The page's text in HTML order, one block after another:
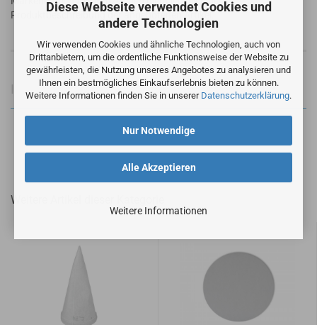
Diese Webseite verwendet Cookies und
andere Technologien
Wir verwenden Cookies und ähnliche Technologien, auch von
Drittanbietern, um die ordentliche Funktionsweise der Website zu
gewährleisten, die Nutzung unseres Angebotes zu analysieren und
Ihnen ein bestmögliches Einkaufserlebnis bieten zu können.
Weitere Informationen finden Sie in unserer Datenschutzerklärung.
Alle Akzeptieren
Nur Notwendige
Weitere Informationen
Produktbeschreibung der angebotenen Artikel.
Informationen zur Produktsicherheit
Weitere Artikel dieser Kategorie